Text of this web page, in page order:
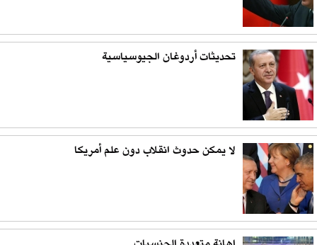
تحديثات أردوغان الجيوسياسية
لا يمكن حدوث انقلاب دون علم أمريكا